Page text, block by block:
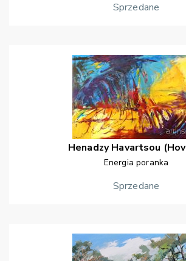
Sprzedane
Henadzy Havartsou
Energia poranka
Sprzedane